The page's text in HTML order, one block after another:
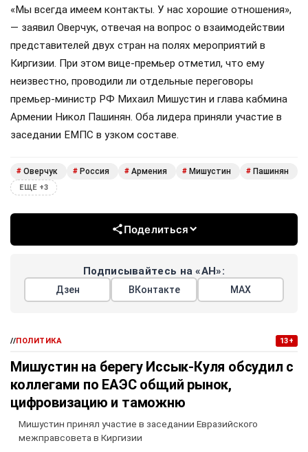
«Мы всегда имеем контакты. У нас хорошие отношения»,
— заявил Оверчук, отвечая на вопрос о взаимодействии
представителей двух стран на полях мероприятий в
Киргизии. При этом вице-премьер отметил, что ему
неизвестно, проводили ли отдельные переговоры
премьер-министр РФ Михаил Мишустин и глава кабмина
Армении Никол Пашинян. Оба лидера приняли участие в
заседании ЕМПС в узком составе.
# Оверчук # Россия # Армения # Мишустин # Пашинян
ЕЩЕ +3
Поделиться
Подписывайтесь на «АН»:
Дзен ВКонтакте МАХ
//ПОЛИТИКА 13+
Мишустин на берегу Иссык-Куля обсудил с
коллегами по ЕАЭС общий рынок,
цифровизацию и таможню
Мишустин принял участие в заседании Евразийского
межправсовета в Киргизии